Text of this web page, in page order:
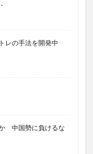
レの手法を開発中
中国勢に負けるな